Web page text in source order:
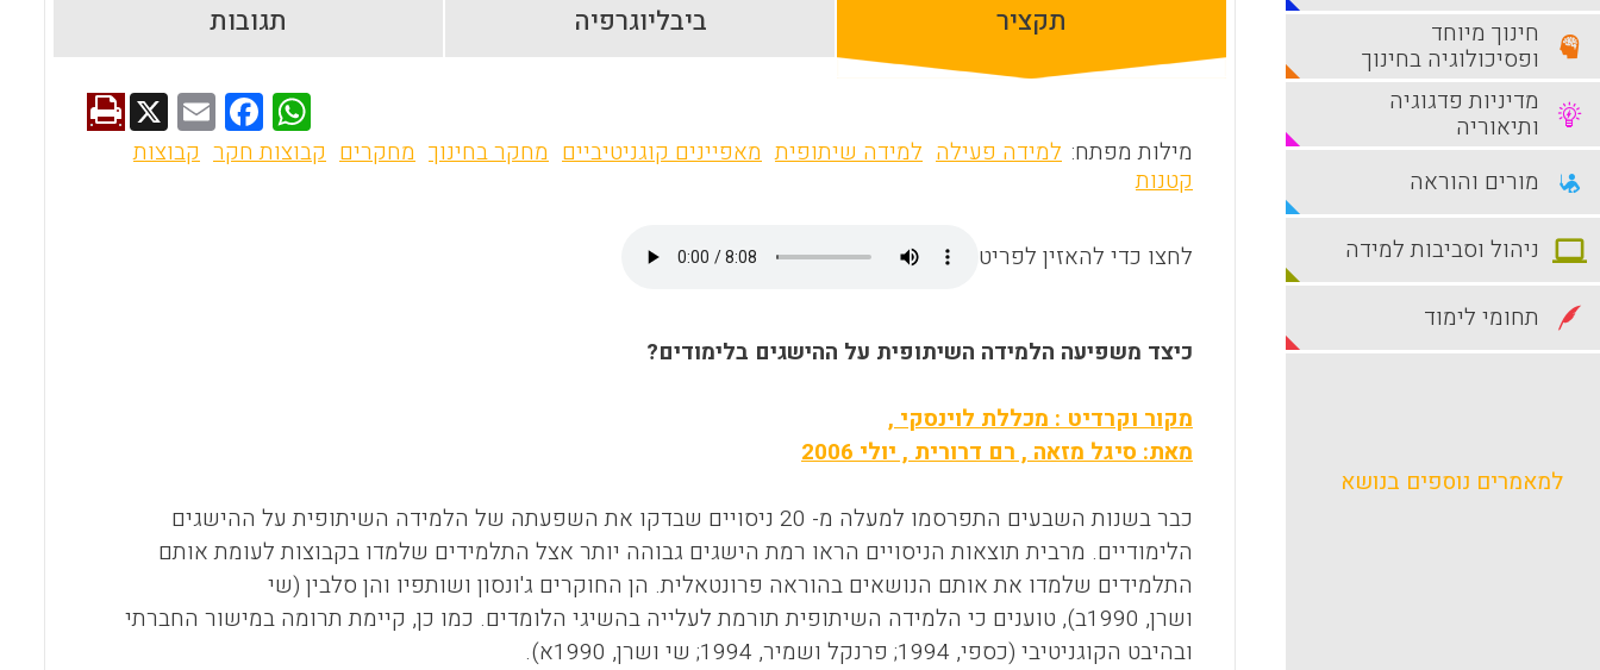
תקציר ביבליוגרפיה תגובות
W
h
F
a
E
m
X
מילות מפתח: למידה פעילה למידה שיתופית מאפיינים קוגניטיביים מחקר בחינוך מחקרים קבוצות חקר קבוצות
קטנות
לחצו כדי להאזין לפריט
כיצד משפיעה הלמידה השיתופית על ההישגים בלימודים?
מקור וקרדיט : מכללת לוינסקי ,
מאת: סיגל מזאה , רם דרורית , יולי 2006
כבר בשנות השבעים התפרסמו למעלה מ- 20 ניסויים שבדקו את השפעתה של הלמידה השיתופית על ההישגים
הלימודיים. מרבית תוצאות הניסויים הראו רמת הישגים גבוהה יותר אצל התלמידים שלמדו בקבוצות לעומת אותם
התלמידים שלמדו את אותם הנושאים בהוראה פרונטאלית. הן החוקרים ג'ונסון ושותפיו והן סלבין (שי
ושרן, 1990ב), טוענים כי הלמידה השיתופית תורמת לעלייה בהשיגי הלומדים. כמו כן, קיימת תרומה במישור החברתי
ובהיבט הקוגניטיבי (כספי, 1994; פרנקל ושמיר, 1994; שי ושרן, 1990א).
חינוך מיוחד
ופסיכולוגיה בחינוך
מדיניות פדגוגיה
ותיאוריה
מורים והוראה
ניהול וסביבות למידה
תחומי לימוד
למאמרים נוספים בנושא